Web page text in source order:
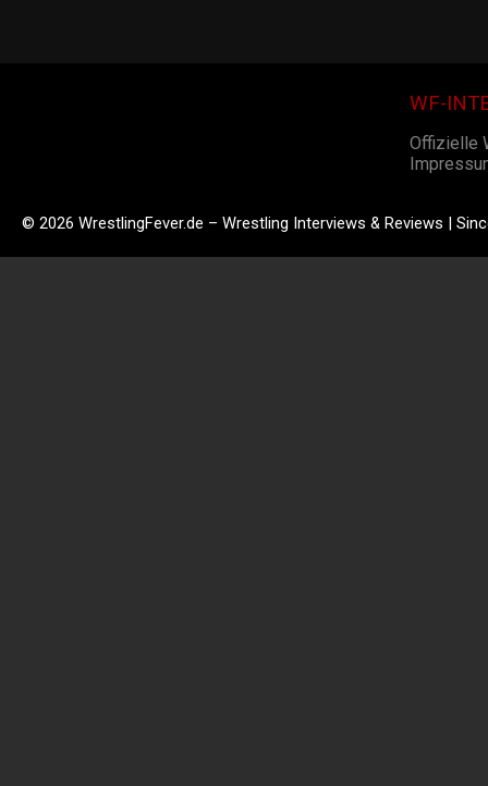
WF-
Offizielle
© 2026 WrestlingFever.de – Wrestling Interviews & Reviews |